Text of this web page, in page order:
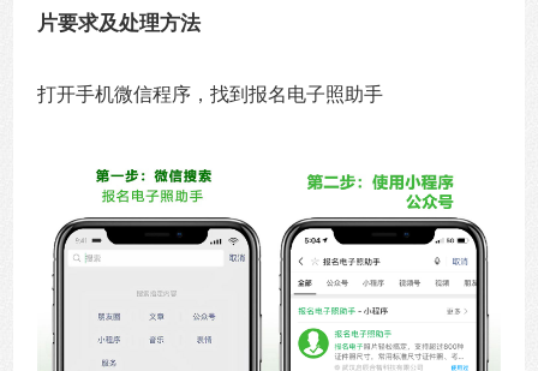
片要求及处理方法
打开手机微信程序，找到报名电子照助手